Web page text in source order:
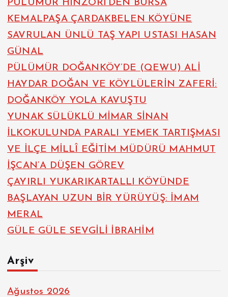
PÜLÜMÜR HINZORİ’DEN BURSA
KEMALPAŞA ÇARDAKBELEN KÖYÜNE
SAVRULAN ÜNLÜ TAŞ YAPI USTASI HASAN
GÜNAL
PÜLÜMÜR DOĞANKÖY’DE (QEWU) ALİ
HAYDAR DOĞAN VE KÖYLÜLERİN ZAFERİ:
DOĞANKÖY YOLA KAVUŞTU
YUNAK SÜLÜKLÜ MİMAR SİNAN
İLKOKULUNDA PARALI YEMEK TARTIŞMASI
VE İLÇE MİLLÎ EĞİTİM MÜDÜRÜ MAHMUT
İŞCAN’A DÜŞEN GÖREV
ÇAYIRLI YUKARIKARTALLI KÖYÜNDE
BAŞLAYAN UZUN BİR YÜRÜYÜŞ: İMAM
MERAL
GÜLE GÜLE SEVGİLİ İBRAHİM
Arşiv
Ağustos 2026